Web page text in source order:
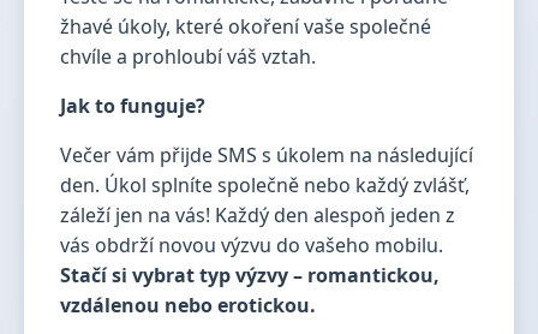
žhavé úkoly, které okoření vaše společné
chvíle a prohloubí váš vztah.
Jak to funguje?
Večer vám přijde SMS s úkolem na následující
den. Úkol splníte společně nebo každý zvlášť,
záleží jen na vás! Každý den alespoň jeden z
vás obdrží novou výzvu do vašeho mobilu.
Stačí si vybrat typ výzvy – romantickou,
vzdálenou nebo erotickou.